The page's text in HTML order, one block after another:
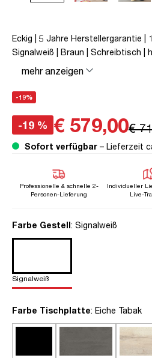
Eckig | 5 Jahre Herstellergarantie |
Signalweiß | Braun | Schreibtisch |
unmontiert | Pitino | bis zu 50 kg |
geprüfte Ergonomie | TÜV©
Schutz | Elektrisch
mehr anzeigen
-19%
-19 % € 579,00€
Sofort verfügbar – Lieferzeit
Professionelle & schnelle 2-
Personen-Lieferung
Individueller
Live-
Farbe Gestellauswählen
: Signalweiß
Signalweiß
Farbe Tischplatteauswählen
: Eiche Tabak